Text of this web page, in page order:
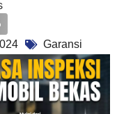
Garansi